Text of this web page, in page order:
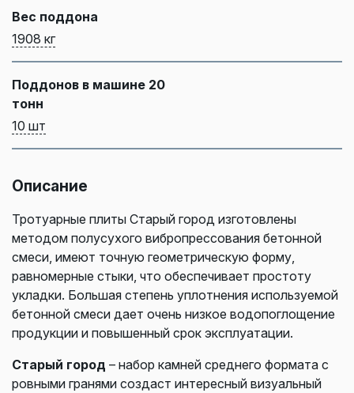
Вес поддона
1908 кг
Поддонов в машине 20
тонн
10 шт
Описание
Тротуарные плиты Старый город изготовлены
методом полусухого вибропрессования бетонной
смеси, имеют точную геометрическую форму,
равномерные стыки, что обеспечивает простоту
укладки. Большая степень уплотнения используемой
бетонной смеси дает очень низкое водопоглощение
продукции и повышенный срок эксплуатации.
Старый город – набор камней среднего формата с
ровными гранями создаст интересный визуальный